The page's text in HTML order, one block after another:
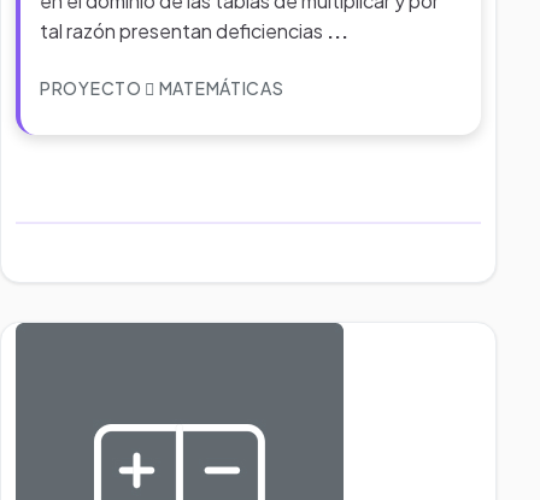
tal razón presentan deficiencias ...
PROYECTO MATEMÁTICAS